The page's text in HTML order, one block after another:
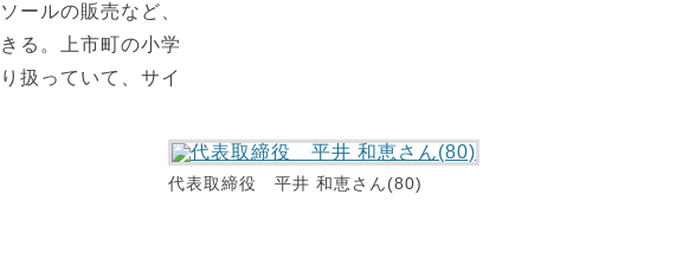
ールの販売など、
る。上市町の小学
扱っていて、サイ
代表取締役 平井 和恵さん(80)